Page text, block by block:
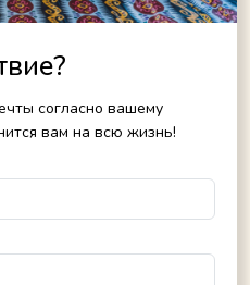
согласно вашему
вам на всю жизнь!